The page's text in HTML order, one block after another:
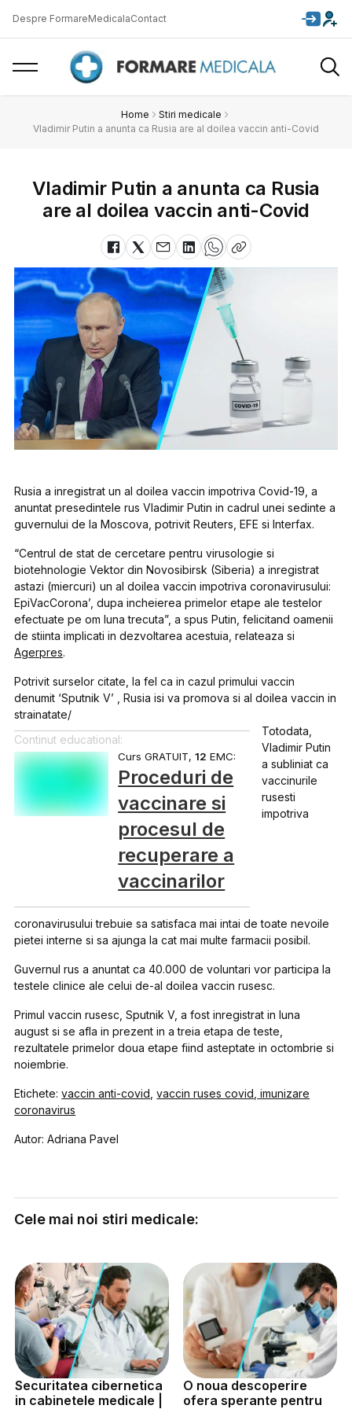
Despre FormareMedicalaContact
Home
Stiri medicale
Vladimir Putin a anunta ca Rusia are al doilea vaccin anti-Covid
Vladimir Putin a anunta ca Rusia
are al doilea vaccin anti-Covid
Rusia a inregistrat un al doilea vaccin impotriva Covid-19, a
anuntat presedintele rus Vladimir Putin in cadrul unei sedinte a
guvernului de la Moscova, potrivit Reuters, EFE si Interfax.
“Centrul de stat de cercetare pentru virusologie si
biotehnologie Vektor din Novosibirsk (Siberia) a inregistrat
astazi (miercuri) un al doilea vaccin impotriva coronavirusului:
EpiVacCorona’, dupa incheierea primelor etape ale testelor
efectuate pe om luna trecuta”, a spus Putin, felicitand oamenii
de stiinta implicati in dezvoltarea acestuia, relateaza si
Agerpres.
Potrivit surselor citate, la fel ca in cazul primului vaccin
denumit ‘Sputnik V’ , Rusia isi va promova si al doilea vaccin in
strainatate/
Continut educational:
Curs GRATUIT,12 EMC:
Proceduri de
vaccinare si
procesul de
recuperare a
vaccinarilor
Totodata,
Vladimir Putin
a subliniat ca
vaccinurile
rusesti
impotriva
coronavirusului trebuie sa satisfaca mai intai de toate nevoile
pietei interne si sa ajunga la cat mai multe farmacii posibil.
Guvernul rus a anuntat ca 40.000 de voluntari vor participa la
testele clinice ale celui de-al doilea vaccin rusesc.
Primul vaccin rusesc, Sputnik V, a fost inregistrat in luna
august si se afla in prezent in a treia etapa de teste,
rezultatele primelor doua etape fiind asteptate in octombrie si
noiembrie.
Etichete:vaccin anti-covid ,vaccin ruses covid imunizare
coronavirus
Autor: Adriana Pavel
Cele mai noi stiri medicale:
Securitatea cibernetica
in cabinetele medicale |
O noua descoperire
ofera sperante pentru